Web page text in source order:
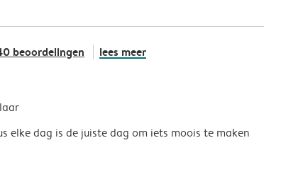
beoordelingen lees meer
elke dag is de juiste dag om iets moois te maken